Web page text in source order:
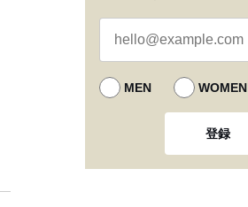
MEN WOMEN
登録